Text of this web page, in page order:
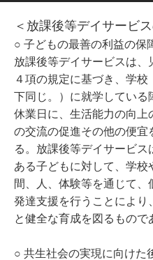
＜放課後等デイサービ
○ 子どもの最善の利益の保
放課後等デイサービスは
４項の規定に基づき、学
下同じ。）に就学している
休業日に、生活能力の向上
の交流の促進その他の便宜
る。放課後等デイサービ
ある子どもに対して、学
間、人、体験等を通じて
発達支援を行うことによ
と健全な育成を図るもので
○ 共生社会の実現に向けた